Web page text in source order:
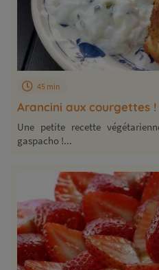
Arancini aux courgettes !
45 min
Une petite recette
gaspacho !...